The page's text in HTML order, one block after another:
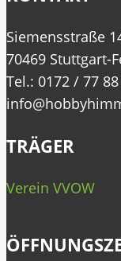
Siemensstraße
70469 Stuttgart-
Tel.: 0172 / 77
TRÄGER
Verein VVOW